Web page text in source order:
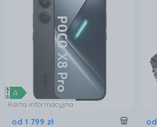
Karta informacyjna
od 1 799 zł od